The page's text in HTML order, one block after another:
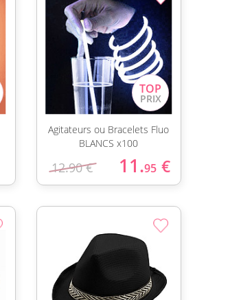
Agitateurs ou Bracelets Fluo
BLANCS x100
12.90 € 11.95 €